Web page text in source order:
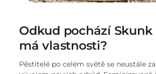
Odkud pochází Skunk
má vlastnosti?
Pěstitelé po celém světě se neustále